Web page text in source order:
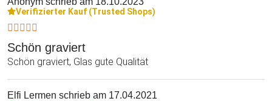
Verifizierter Kauf (Trusted Shops)
Schön graviert
Schön graviert, Glas gute Qualität
Elfi Lermen schrieb am 17.04.2021